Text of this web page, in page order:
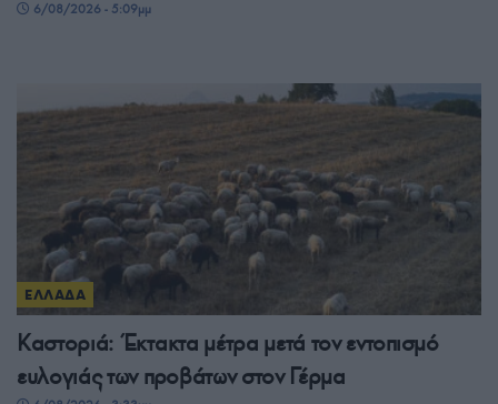
6/08/2026 - 5:09μμ
ΕΛΛΑΔΑ
Καστοριά: Έκτακτα μέτρα μετά τον εντοπισμό
ευλογιάς των προβάτων στον Γέρμα